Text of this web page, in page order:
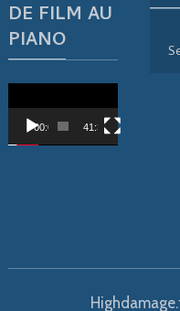
DE FILM AU
PIANO
vidéo
00:00 41:38